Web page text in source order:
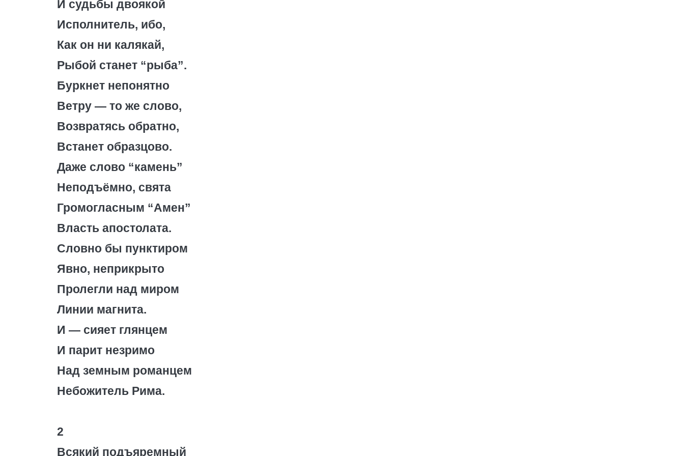
И судьбы двоякой
Исполнитель, ибо,
Как он ни калякай,
Рыбой станет “рыба”.
Буркнет непонятно
Ветру — то же слово,
Возвратясь обратно,
Встанет образцово.
Даже слово “камень”
Неподъёмно, свята
Громогласным “Амен”
Власть апостолата.
Словно бы пунктиром
Явно, неприкрыто
Пролегли над миром
Линии магнита.
И — сияет глянцем
И парит незримо
Над земным романцем
Небожитель Рима.
2
Всякий подъяремный